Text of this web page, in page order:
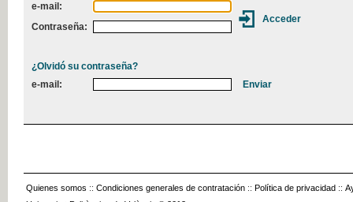
e-mail:
Contraseña:
¿Olvidó su contraseña?
e-mail:
Quienes somos :: Condiciones generales de contratación :: Política de privacidad ::